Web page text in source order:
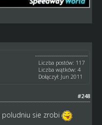
Liczba postów: 117
Liczba wątków: 4
Dołączył: Jun 2011
#248
sie zrobi